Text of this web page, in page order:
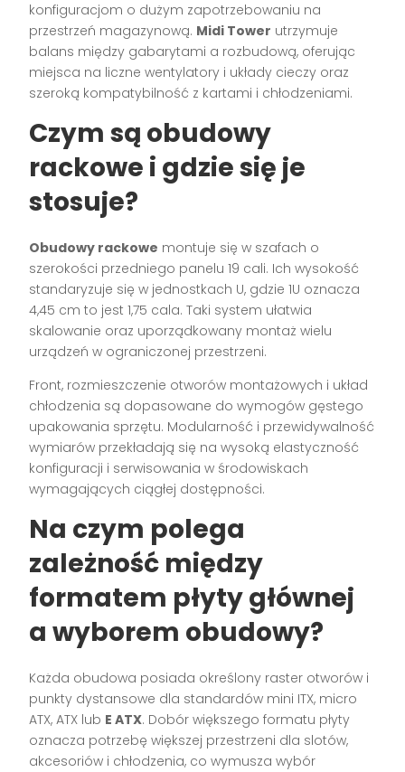
konfiguracjom o dużym zapotrzebowaniu na
przestrzeń magazynową. Midi Tower utrzymuje
balans między gabarytami a rozbudową, oferując
miejsca na liczne wentylatory i układy cieczy oraz
szeroką kompatybilność z kartami i chłodzeniami.
Czym są obudowy
rackowe i gdzie się je
stosuje?
Obudowy rackowe montuje się w szafach o
szerokości przedniego panelu 19 cali. Ich wysokość
standaryzuje się w jednostkach U, gdzie 1U oznacza
4,45 cm to jest 1,75 cala. Taki system ułatwia
skalowanie oraz uporządkowany montaż wielu
urządzeń w ograniczonej przestrzeni.
Front, rozmieszczenie otworów montażowych i układ
chłodzenia są dopasowane do wymogów gęstego
upakowania sprzętu. Modularność i przewidywalność
wymiarów przekładają się na wysoką elastyczność
konfiguracji i serwisowania w środowiskach
wymagających ciągłej dostępności.
Na czym polega
zależność między
formatem płyty głównej
a wyborem obudowy?
Każda obudowa posiada określony raster otworów i
punkty dystansowe dla standardów mini ITX, micro
ATX, ATX lub E ATX. Dobór większego formatu płyty
oznacza potrzebę większej przestrzeni dla slotów,
akcesoriów i chłodzenia, co wymusza wybór